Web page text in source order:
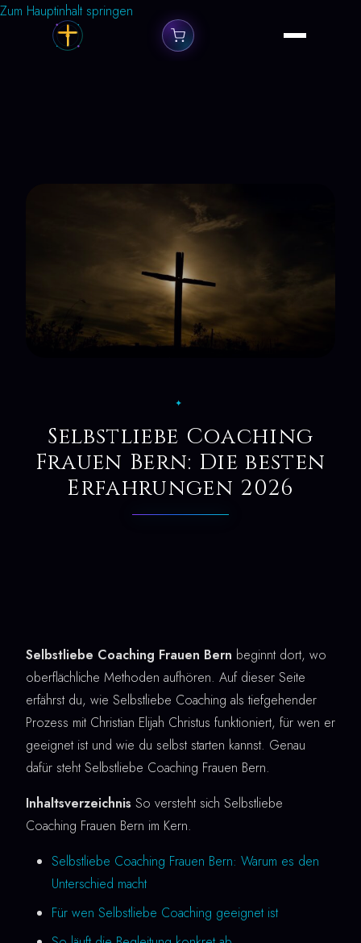
Zum Hauptinhalt springen
✦
Selbstliebe Coaching
Frauen Bern: Die besten
Erfahrungen 2026
Selbstliebe Coaching Frauen Bern beginnt dort, wo
oberflächliche Methoden aufhören. Auf dieser Seite
erfährst du, wie Selbstliebe Coaching als tiefgehender
Prozess mit Christian Elijah Christus funktioniert, für wen er
geeignet ist und wie du selbst starten kannst. Genau
dafür steht Selbstliebe Coaching Frauen Bern.
Inhaltsverzeichnis So versteht sich Selbstliebe
Coaching Frauen Bern im Kern.
Selbstliebe Coaching Frauen Bern: Warum es den
Unterschied macht
Für wen Selbstliebe Coaching geeignet ist